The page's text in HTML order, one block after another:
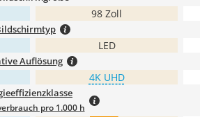
98 Zoll
LED
Auflösung
4K UHD
pro 1.000 h